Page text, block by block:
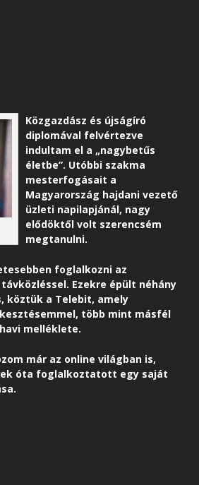
Közgazdász és újságíró
diplomával felvértezve
indultam el a „nagybetűs
életbe”. Utóbbi szakma
mesterfogásait a
Magyarország hajdani vezető
üzleti napilapjánál, nagy
elődöktől volt szerencsém
megtanulni.
foglalkozni az
Ezekre épült néhány
köztük a Telebit, amely
több mint másfél
melléklete.
már az online világban is,
óta foglalkoztatott egy saját